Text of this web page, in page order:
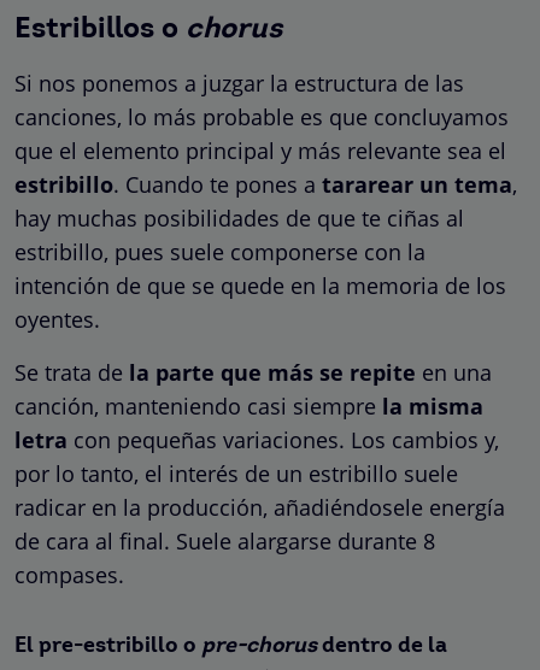
Estribillos o chorus
Si nos ponemos a juzgar la estructura de las
canciones, lo más probable es que concluyamos
que el elemento principal y más relevante sea el
estribillo. Cuando te pones a tararear un tema,
hay muchas posibilidades de que te ciñas al
estribillo, pues suele componerse con la
intención de que se quede en la memoria de los
oyentes.
Se trata de la parte que más se repite en una
canción, manteniendo casi siempre la misma
letra con pequeñas variaciones. Los cambios y,
por lo tanto, el interés de un estribillo suele
radicar en la producción, añadiéndosele energía
de cara al final. Suele alargarse durante 8
compases.
El pre-estribillo o pre-chorusdentro de la